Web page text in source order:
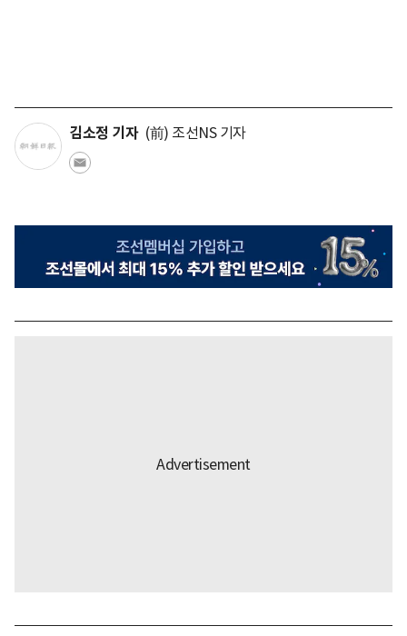
김소정 기자 (前) 조선NS 기자